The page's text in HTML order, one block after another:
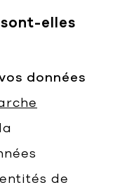
elles
données
de